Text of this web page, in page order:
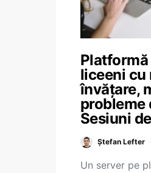
liceeni cu
învățare,
probleme
Sesiuni
Ștefan Lefter
Un server pe